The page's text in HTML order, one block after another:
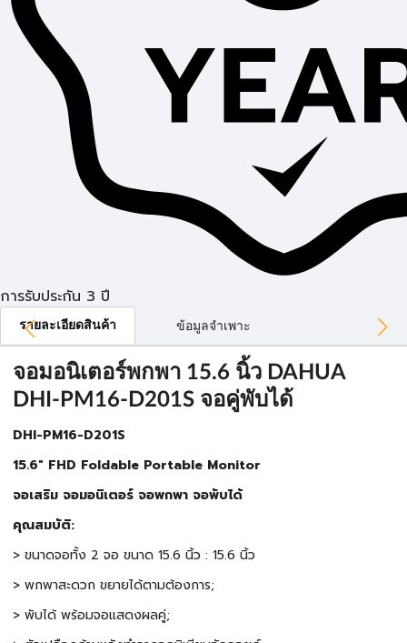
การรับประกัน 3 ปี
รายละเอียดสินค้า ข้อมูลจำเพาะ
จอมอนิเตอร์พกพา 15.6 นิ้ว DAHUA
DHI-PM16-D201S จอคู่พับได้
DHI-PM16-D201S
15.6" FHD Foldable Portable Monitor
จอเสริม จอมอนิเตอร์ จอพกพา จอพับได้
คุณสมบัติ:
> ขนาดจอทั้ง 2 จอ ขนาด 15.6 นิ้ว : 15.6 นิ้ว
> พกพาสะดวก ขยายได้ตามต้องการ;
> พับได้ พร้อมจอแสดงผลคู่;